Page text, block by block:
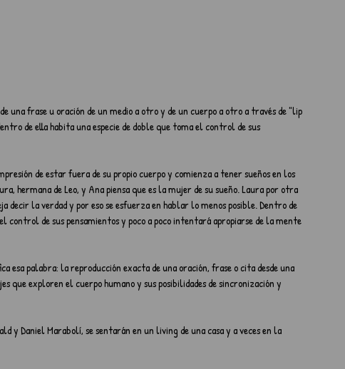
una frase u oración de un medio a otro y de un cuerpo a otro a través de "lip
de ella habita una especie de doble que toma el control de sus
de estar fuera de su propio cuerpo y comienza a tener sueños en los
hermana de Leo, y Ana piensa que es la mujer de su sueño. Laura por otra
decir la verdad y por eso se esfuerza en hablar lo menos posible. Dentro de
control de sus pensamientos y poco a poco intentará apropiarse de la mente
esa palabra: la reproducción exacta de una oración, frase o cita desde una
que exploren el cuerpo humano y sus posibilidades de sincronización y
y Daniel Marabolí, se sentarán en un living de una casa y a veces en la